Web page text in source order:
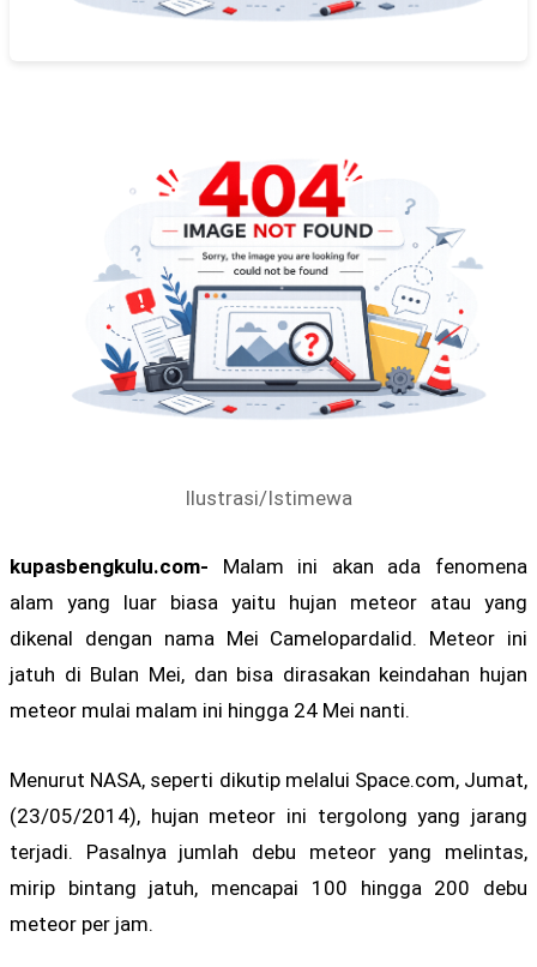
Ilustrasi/Istimewa
kupasbengkulu.com- Malam ini akan ada fenomena
alam yang luar biasa yaitu hujan meteor atau yang
dikenal dengan nama Mei Camelopardalid. Meteor ini
jatuh di Bulan Mei, dan bisa dirasakan keindahan hujan
meteor mulai malam ini hingga 24 Mei nanti.
Menurut NASA, seperti dikutip melalui Space.com, Jumat,
(23/05/2014), hujan meteor ini tergolong yang jarang
terjadi. Pasalnya jumlah debu meteor yang melintas,
mirip bintang jatuh, mencapai 100 hingga 200 debu
meteor per jam.